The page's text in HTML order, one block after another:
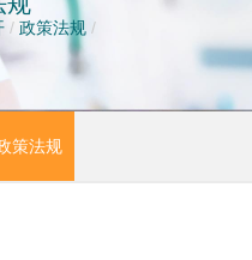
/ 政策法规 /
策法规